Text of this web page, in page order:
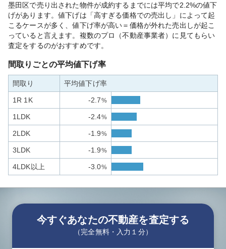
墨田区で売り出された物件が成約するまでには平均で2.2%の値下
げがあります。値下げは「高すぎる価格での売出し」によって起
こるケースが多く、値下げ率が高い＝価格が外れた売出しが起こ
っていると言えます。複数のプロ（不動産事業者）に見てもらい
査定をするのがおすすめです。
間取りごとの平均値下げ率
間取り 平均値下げ率
1R 1K -2.7%
1LDK -2.4%
2LDK -1.9%
3LDK -1.9%
4LDK以上 -3.0%
今すぐあなたの不動産を査定する
（完全無料・入力１分）